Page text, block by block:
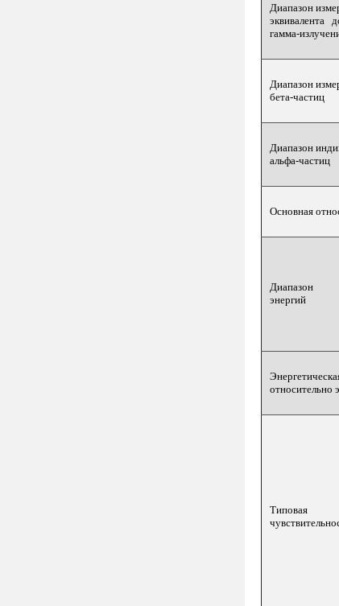
Диапазон
эквивалента
гамма-
Диапазон
бета-частиц
Диапазон
альфа-частиц
Основная
Диапазон
энергий
относительно
Типовая